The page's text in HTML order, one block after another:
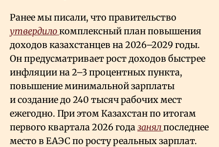
Ранее мы писали, что правительство
утвердилокомплексный план повышения
доходов казахстанцев на 2026–2029 годы.
Он предусматривает рост доходов быстрее
инфляции на 2–3 процентных пункта,
повышение минимальной зарплаты
и создание до 240 тысяч рабочих мест
ежегодно. При этом Казахстан по итогам
первого квартала 2026 годазанялпоследнее
место в ЕАЭС по росту реальных зарплат.